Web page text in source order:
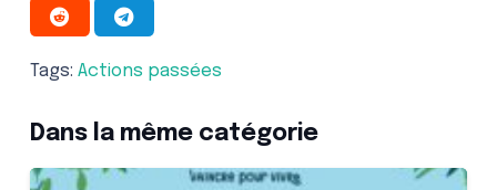
Tags: Actions passées
Dans la même catégorie